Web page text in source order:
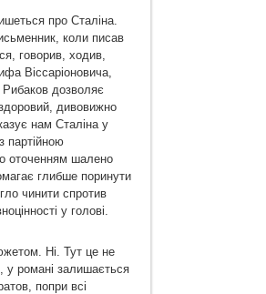
про Сталіна.
коли писав
говорив, ходив,
Віссаріоновича,
дозволяє
дивовижно
нам Сталіна у
партійною
оточенням шалено
глибше поринути
чинити спротив
у голові.
Ні. Тут це не
у романі залишається
попри всі